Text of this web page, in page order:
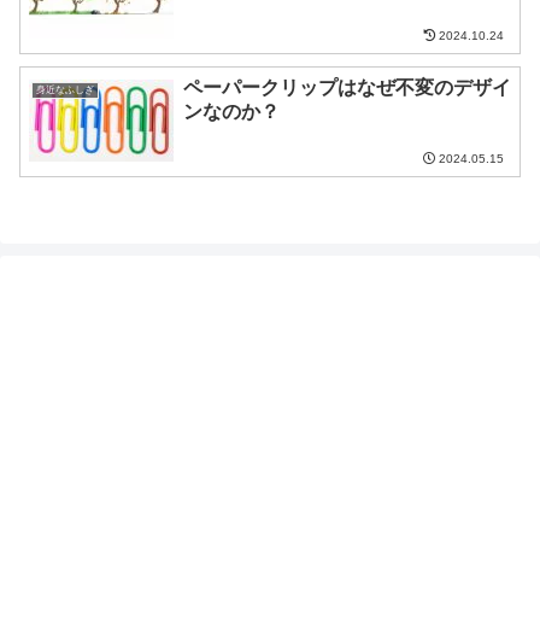
2024.10.24
身近なふしぎ
ペーパークリップはなぜ不変のデザイ
ンなのか？
2024.05.15